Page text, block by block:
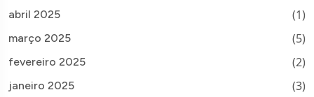
abril 2025 (1)
março 2025 (5)
fevereiro 2025 (2)
janeiro 2025 (3)